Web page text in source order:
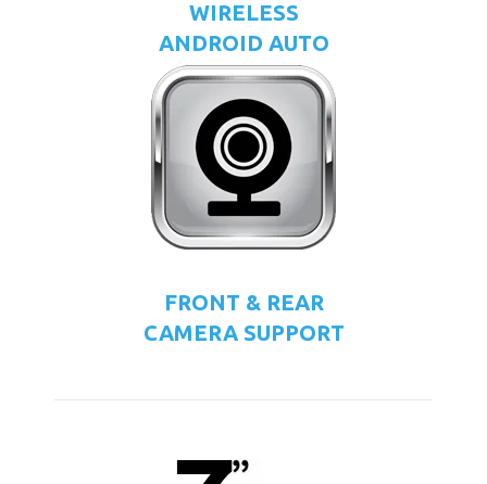
WIRELESS
ANDROID AUTO
FRONT & REAR
CAMERA SUPPORT